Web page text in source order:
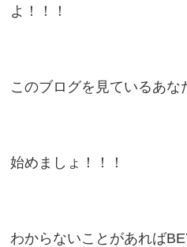
よ！！！
このブログを見ているあな
始めましょ！！！
わからないことがあれば